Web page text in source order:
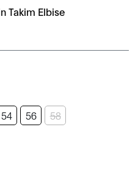
Takim Elbise
54 56 58